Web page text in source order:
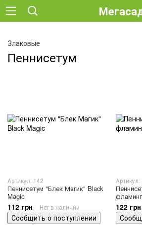
Злаковые
Пеннисетум
Артикул: 142
Пеннисетум "Блек Магик" Black
Magic
112 грн Нет в наличии
Сообщить о поступлении
Артикул:
122 грн